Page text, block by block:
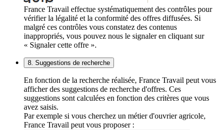
France Travail effectue systématiquement des contrôles pour
vérifier la légalité et la conformité des offres diffusées. Si
malgré ces contrôles vous constatez des contenus
inappropriés, vous pouvez nous le signaler en cliquant sur
« Signaler cette offre ».
8. Suggestions de recherche
En fonction de la recherche réalisée, France Travail peut vous
afficher des suggestions de recherche d'offres. Ces
suggestions sont calculées en fonction des critères que vous
avez saisis.
Par exemple si vous cherchez un métier d'ouvrier agricole,
France Travail peut vous proposer :